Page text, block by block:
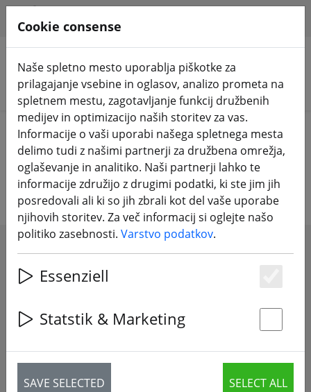
Iskanje izdelkov
Home Komponente LED
LED diode za brezpilotna letala FPV
SHOW FILTERS
9 articles
NOVO
Cookie consense
Naše spletno mesto uporablja piškotke za
prilagajanje vsebine in oglasov, analizo prometa na
spletnem mestu, zagotavljanje funkcij družbenih
medijev in optimizacijo naših storitev za vas.
Informacije o vaši uporabi našega spletnega mesta
delimo tudi z našimi partnerji za družbena omrežja,
oglaševanje in analitiko. Naši partnerji lahko te
informacije združijo z drugimi podatki, ki ste jim jih
posredovali ali ki so jih zbrali kot del vaše uporabe
njihovih storitev. Za več informacij si oglejte našo
politiko zasebnosti. Varstvo podatkov.
Essenziell
Statstik & Marketing
SAVE SELECTED SELECT ALL